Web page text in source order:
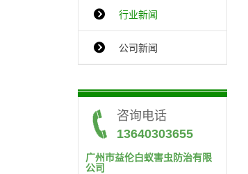
{$ClassName_en}
行业新闻
公司新闻
咨询电话
13640303655
广州市益伦白蚁害虫防治有限
公司